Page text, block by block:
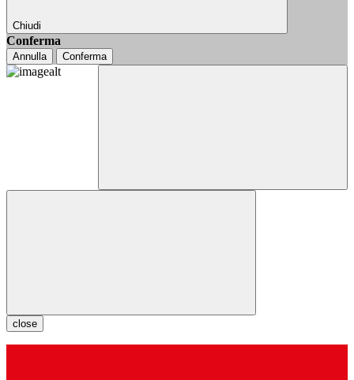
Chiudi
Conferma
Annulla Conferma
close